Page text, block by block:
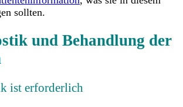
sollten.
und Behandlung der
ist erforderlich